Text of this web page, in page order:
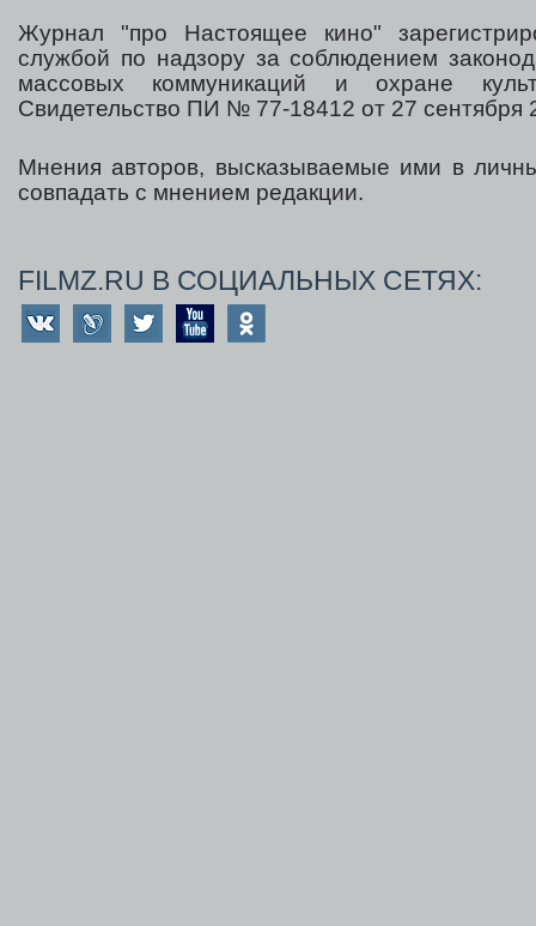
Журнал "про Настоящее кино"
службой по надзору за соблюдением
массовых коммуникаций и охране
Свидетельство ПИ № 77-18412 от 27 сентября
Мнения авторов, высказываемые ими в
совпадать с мнением редакции.
FILMZ.RU В СОЦИАЛЬНЫХ СЕТЯХ: